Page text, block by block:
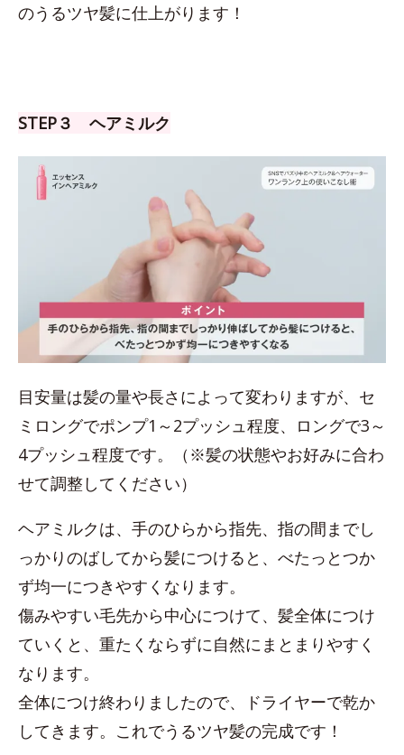
のうるツヤ髪に仕上がります！
STEP３ ヘアミルク
目安量は髪の量や長さによって変わりますが、セ
ミロングでポンプ1～2プッシュ程度、ロングで3～
4プッシュ程度です。（※髪の状態やお好みに合わ
せて調整してください）
ヘアミルクは、手のひらから指先、指の間までし
っかりのばしてから髪につけると、べたっとつか
ず均一につきやすくなります。
傷みやすい毛先から中心につけて、髪全体につけ
ていくと、重たくならずに自然にまとまりやすく
なります。
全体につけ終わりましたので、ドライヤーで乾か
してきます。これでうるツヤ髪の完成です！